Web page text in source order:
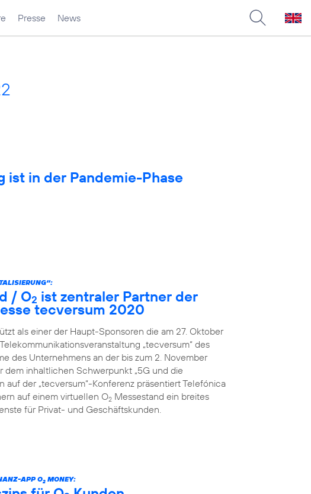
Presse News
ist in der Pandemie-Phase
/ O2 ist zentraler Partner der
tecversum 2020
als einer der Haupt-Sponsoren die am 27. Oktober
„tecversum“ des
des Unternehmens an der bis zum 2. November
inhaltlichen Schwerpunkt „5G und die
auf der „tecversum“-Konferenz präsentiert Telefónica
auf einem virtuellen O2 Messestand ein breites
für Privat- und Geschäftskunden.
APP O2 MONEY: